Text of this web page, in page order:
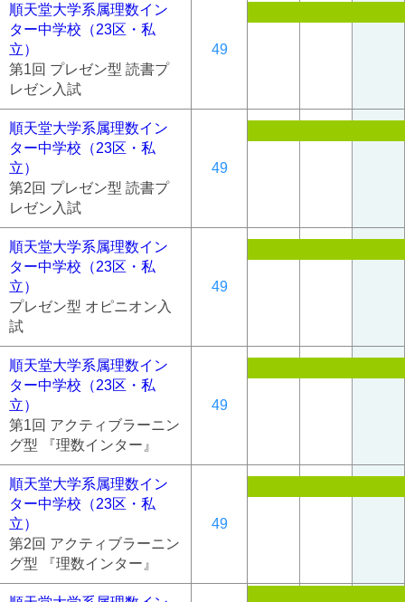
順天堂大学系属理数イン
ター中学校（23区・私
立）
第1回 プレゼン型 読書プ
レゼン入試
49
順天堂大学系属理数イン
ター中学校（23区・私
立）
第2回 プレゼン型 読書プ
レゼン入試
49
順天堂大学系属理数イン
ター中学校（23区・私
立）
プレゼン型 オピニオン入
試
49
順天堂大学系属理数イン
ター中学校（23区・私
立）
第1回 アクティブラーニン
グ型 『理数インター』
49
順天堂大学系属理数イン
ター中学校（23区・私
立）
第2回 アクティブラーニン
グ型 『理数インター』
49